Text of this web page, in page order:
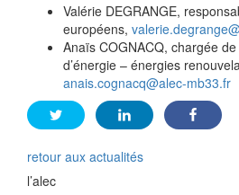
Valérie DEGRANGE,
européens,
Anaïs COGNACQ, chargée
d’énergie – énergies
anais.cognacq@alec-mb33.fr
retour aux actualités
l’alec